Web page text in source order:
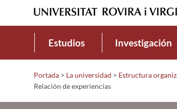
Estudios Investigación
Portada > La universidad > Estructura
Relación de experiencias